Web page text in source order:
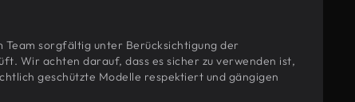
Team sorgfältig unter Berücksichtigung der
Wir achten darauf, dass es sicher zu verwenden ist,
geschützte Modelle respektiert und gängigen